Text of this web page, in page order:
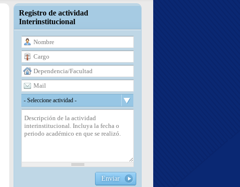
Registro de actividad
Interinstitucional
Nombre*
Cargo*
Dependencia/Facultad*
Mail*
Actividad*
- Seleccione actividad -
interinstitucional. Incluya la fecha o
periodo académico en que se realizó.